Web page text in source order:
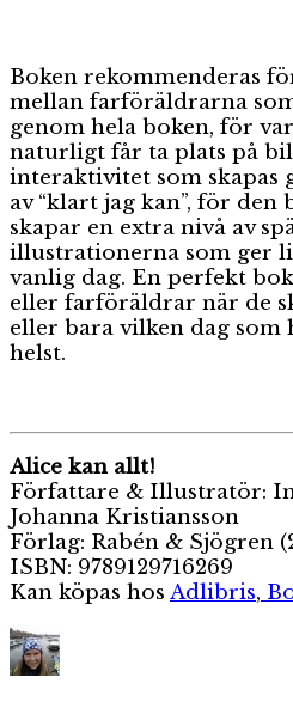
Boken rekommenderas
mellan farföräldrarna
genom hela boken, för
naturligt får ta plats på
interaktivitet som skapas
av “klart jag kan”, för den
skapar en extra nivå av
illustrationerna som ger
vanlig dag. En perfekt
eller farföräldrar när de
eller bara vilken dag som
helst.
Alice kan allt!
Författare & Illustratör:
Johanna Kristiansson
Förlag: Rabén & Sjögren
ISBN: 9789129716269
Kan köpas hos Adlibris,